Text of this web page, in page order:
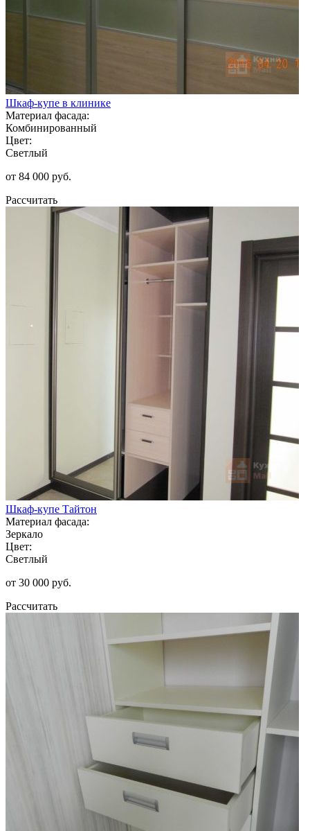
Шкаф-купе в клинике
Материал фасада:
Комбинированный
Цвет:
Светлый
от 84 000 руб.
Рассчитать
Шкаф-купе Тайтон
Материал фасада:
Зеркало
Цвет:
Светлый
от 30 000 руб.
Рассчитать